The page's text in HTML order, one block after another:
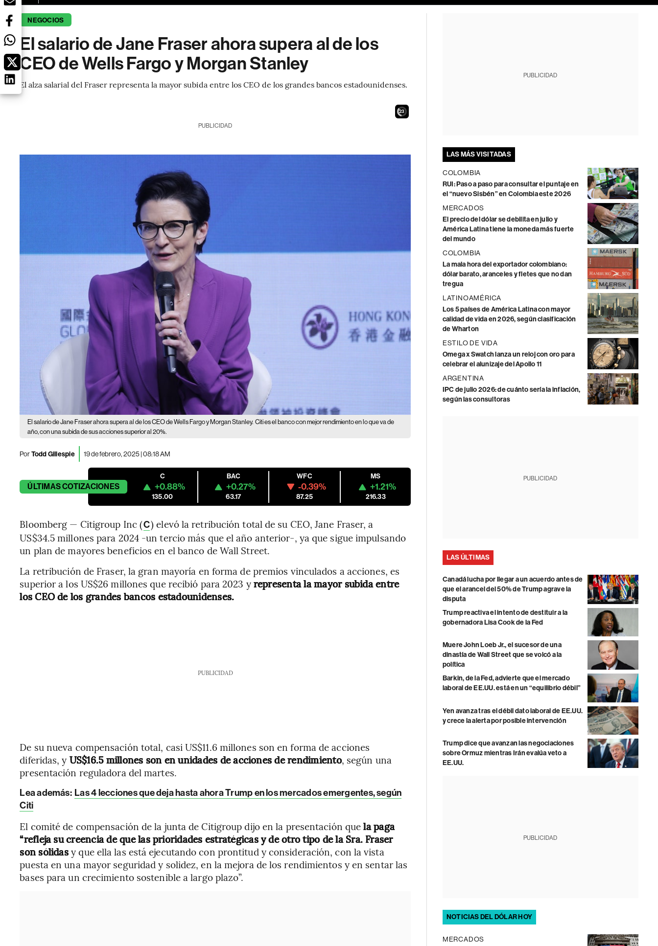
NEGOCIOS
El salario de Jane Fraser ahora supera al de los
CEO de Wells Fargo y Morgan Stanley
El alza salarial del Fraser representa la mayor subida entre los CEO de los grandes bancos estadounidenses.
21
PUBLICIDAD
El salario de Jane Fraser ahora supera al de los CEO de Wells Fargo y Morgan Stanley. Citi es el banco con mejor rendimiento en lo que va de
año, con una subida de sus acciones superior al 20%.
PorTodd Gillespie 19 de febrero, 2025 | 08:18 AM
ÚLTIMASCOTIZACIONES
C
+0.88%
135.00
BAC
+0.27%
63.17
WFC
-0.39%
87.25
MS
+1.21%
216.33
Bloomberg — Citigroup Inc (C) elevó la retribución total de su CEO, Jane Fraser, a
US$34.5 millones para 2024 -un tercio más que el año anterior-, ya que sigue impulsando
un plan de mayores beneficios en el banco de Wall Street.
La retribución de Fraser, la gran mayoría en forma de premios vinculados a acciones, es
superior a los US$26 millones que recibió para 2023 yrepresenta la mayor subida entre
los CEO de los grandes bancos estadounidenses.
PUBLICIDAD
De su nueva compensación total, casi US$11.6 millones son en forma de acciones
diferidas, y US$16.5 millones son en unidades de acciones de rendimiento, según una
presentación reguladora del martes.
Lea además: Las 4 lecciones que deja hasta ahora Trump en los mercados emergentes, según
Citi
El comité de compensación de la junta de Citigroup dijo en la presentación quela paga
“refleja su creencia de que las prioridades estratégicas y de otro tipo de la Sra. Fraser
son sólidasy que ella las está ejecutando con prontitud y consideración, con la vista
puesta en una mayor seguridad y solidez, en la mejora de los rendimientos y en sentar las
bases para un crecimiento sostenible a largo plazo”.
PUBLICIDAD
LAS MÁS VISITADAS
COLOMBIA
RUI: Paso a paso para consultar el puntaje en
el “nuevo Sisbén” en Colombia este 2026
MERCADOS
El precio del dólar se debilita en julio y
América Latina tiene la moneda más fuerte
del mundo
COLOMBIA
La mala hora del exportador colombiano:
dólar barato, aranceles y fletes que no dan
tregua
LATINOAMÉRICA
Los 5 países de América Latina con mayor
calidad de vida en 2026, según clasificación
de Wharton
ESTILO DE VIDA
Omega x Swatch lanza un reloj con oro para
celebrar el alunizaje del Apollo 11
ARGENTINA
IPC de julio 2026: de cuánto sería la inflación,
según las consultoras
PUBLICIDAD
LAS ÚLTIMAS
Canadá lucha por llegar a un acuerdo antes de
que el arancel del 50% de Trump agrave la
disputa
Trump reactiva el intento de destituir a la
gobernadora Lisa Cook de la Fed
Muere John Loeb Jr., el sucesor de una
dinastía de Wall Street que se volcó a la
política
Barkin, de la Fed, advierte que el mercado
laboral de EE.UU. está en un “equilibrio débil”
Yen avanza tras el débil dato laboral de EE.UU.
y crece la alerta por posible intervención
Trump dice que avanzan las negociaciones
sobre Ormuz mientras Irán evalúa veto a
EE.UU.
PUBLICIDAD
NOTICIAS DEL DÓLAR HOY
MERCADOS